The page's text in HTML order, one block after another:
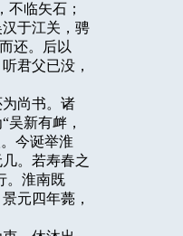
临矢石；
于江关，骋
还。后以
君父已没，
为尚书。诸
新有衅，
今诞举淮
。若寿春之
。淮南既
元四年薨，